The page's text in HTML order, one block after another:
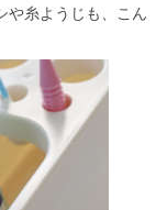
や糸ようじも、こん